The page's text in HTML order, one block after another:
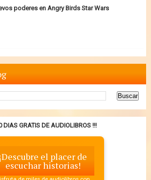
poderes en Angry Birds Star Wars
DIAS GRATIS DE AUDIOLIBROS !!!
¡Descubre el placer de
escuchar historias!